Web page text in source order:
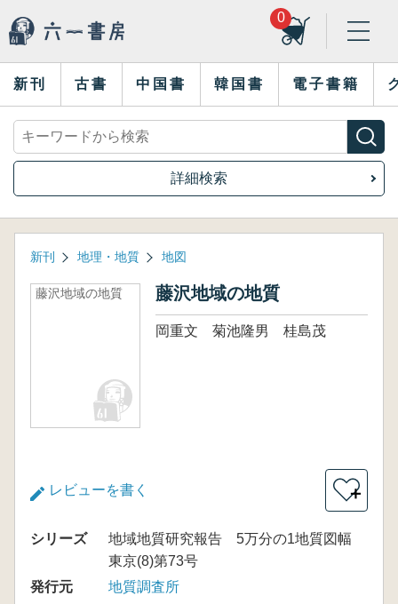
0
新刊 古書 中国書 韓国書 電子書籍
詳細検索
新刊 地理・地質 地図
藤沢地域の地質 藤沢地域の地質
岡重文 菊池隆男 桂島茂
レビューを書く ＋
シリーズ
地域地質研究報告 5万分の1地質図幅
東京(8)第73号
発行元
地質調査所